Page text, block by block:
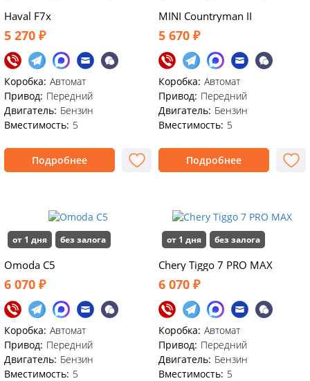
Haval F7x
5 270 ₽
Коробка: Автомат
Привод: Передний
Двигатель: Бензин
Вместимость: 5
Подробнее
MINI Countryman II
5 670 ₽
Коробка: Автомат
Привод: Передний
Двигатель: Бензин
Вместимость: 5
Подробнее
от 1 дня без залога
Omoda C5
6 070 ₽
Коробка: Автомат
Привод: Передний
Двигатель: Бензин
Вместимость: 5
от 1 дня без залога
Chery Tiggo 7 PRO MAX
6 070 ₽
Коробка: Автомат
Привод: Передний
Двигатель: Бензин
Вместимость: 5